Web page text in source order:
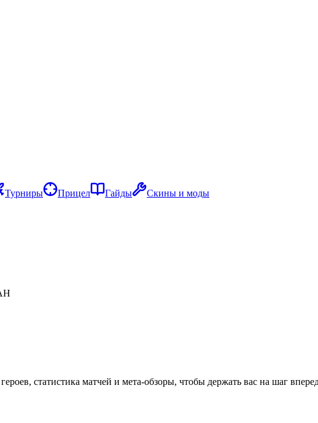
Турниры Прицел Гайды
Скины и моды
статистика матчей и мета-обзоры, чтобы держать вас на шаг